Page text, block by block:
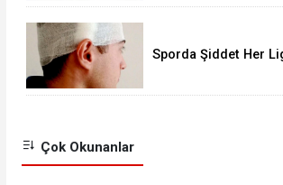
Sporda Şiddet Her
Çok Okunanlar